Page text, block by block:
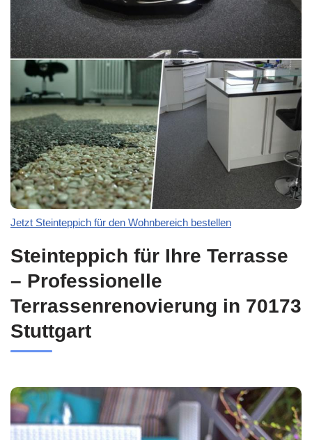
Jetzt Steinteppich für den Wohnbereich bestellen
Steinteppich für Ihre Terrasse
– Professionelle
Terrassenrenovierung in 70173
Stuttgart